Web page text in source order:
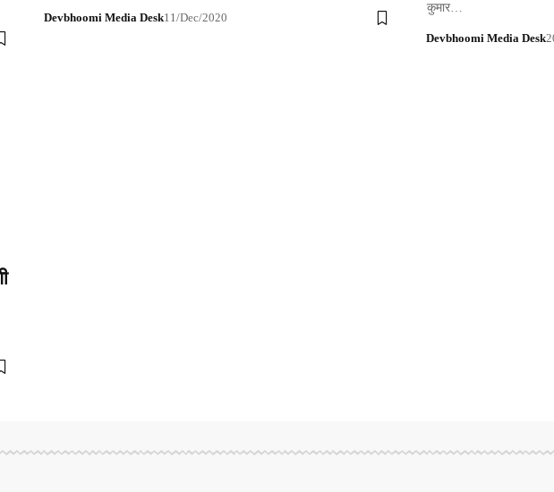
Devbhoomi Media Desk11/Dec/2020
कुमार…
Devbhoomi Media Desk